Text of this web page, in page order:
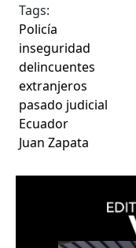
Tags:
Policía
inseguridad
delincuentes
extranjeros
pasado judicial
Ecuador
Juan Zapata